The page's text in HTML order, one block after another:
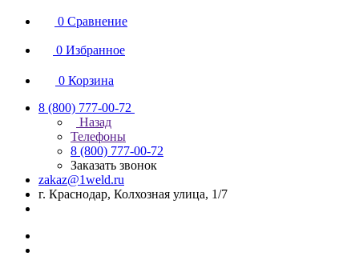
0 Сравнение
0 Избранное
0 Корзина
8 (800) 777-00-72
Назад
Телефоны
8 (800) 777-00-72
Заказать звонок
zakaz@1weld.ru
г. Краснодар, Колхозная улица, 1/7